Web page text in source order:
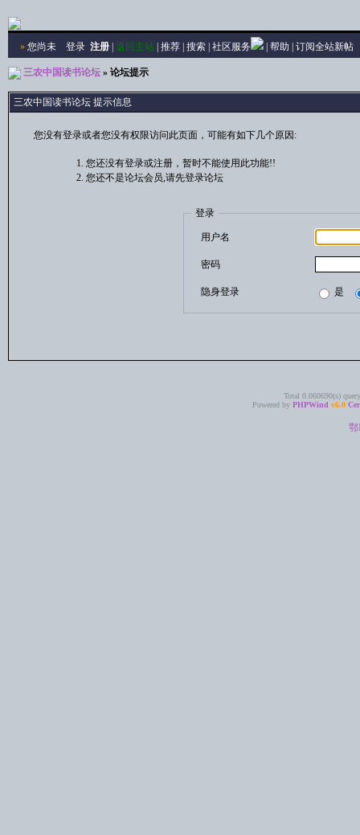
»您尚未 登录 注册| 返回主站| 推荐| 搜索| 社区服务 | 帮助 订阅全站新帖
三农中国读书论坛» 论坛提示
三农中国读书论坛 提示信息
您没有登录或者您没有权限访问此页面，可能有如下几个原因:
您还没有登录或注册，暂时不能使用此功能!!
您还不是论坛会员,请先登录论坛
登录
用户名
密码
隐身登录 是
Total 0.060690(s)
Powered by PHPWind v6.0
鄂